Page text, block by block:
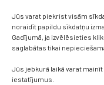
Jūs varat piekrist visām
noraidīt papildu sīkdatņu
Gadījumā, ja izvēlēsieties
saglabātas tikai
Jūs jebkurā laikā varat
iestatījumus.